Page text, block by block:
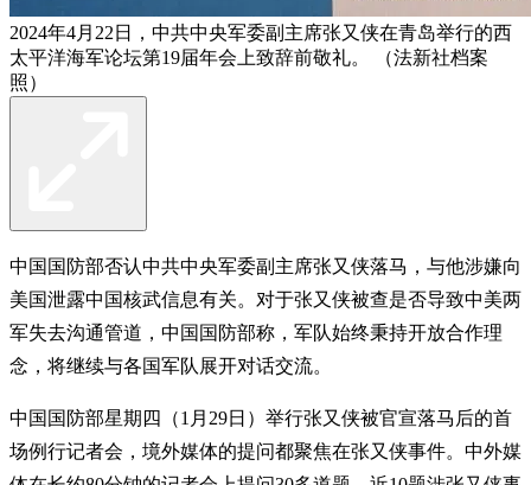
2024年4月22日，中共中央军委副主席张又侠在青岛举行的西
太平洋海军论坛第19届年会上致辞前敬礼。 （法新社档案
照）
中国国防部否认中共中央军委副主席张又侠落马，与他涉嫌向
美国泄露中国核武信息有关。对于张又侠被查是否导致中美两
军失去沟通管道，中国国防部称，军队始终秉持开放合作理
念，将继续与各国军队展开对话交流。
中国国防部星期四（1月29日）举行张又侠被官宣落马后的首
场例行记者会，境外媒体的提问都聚焦在张又侠事件。中外媒